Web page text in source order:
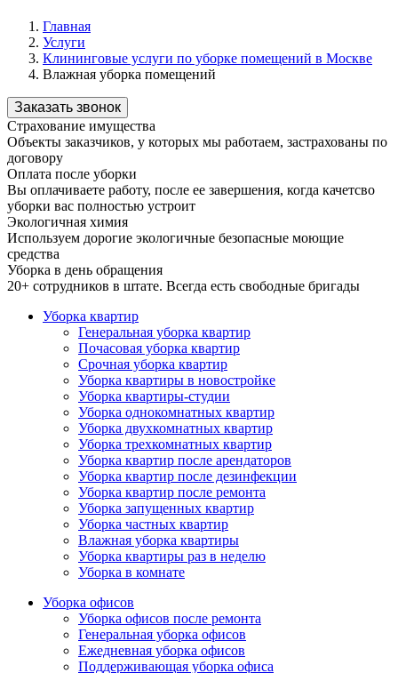
Главная
Услуги
Клининговые услуги по уборке помещений в Москве
Влажная уборка помещений
Заказать звонок
Страхование имущества
Объекты заказчиков, у которых мы работаем, застрахованы по
договору
Оплата после уборки
Вы оплачиваете работу, после ее завершения, когда качетсво
уборки вас полностью устроит
Экологичная химия
Используем дорогие экологичные безопасные моющие
средства
Уборка в день обращения
20+ сотрудников в штате. Всегда есть свободные бригады
Уборка квартир
Генеральная уборка квартир
Почасовая уборка квартир
Срочная уборка квартир
Уборка квартиры в новостройке
Уборка квартиры-студии
Уборка однокомнатных квартир
Уборка двухкомнатных квартир
Уборка трехкомнатных квартир
Уборка квартир после арендаторов
Уборка квартир после дезинфекции
Уборка квартир после ремонта
Уборка запущенных квартир
Уборка частных квартир
Влажная уборка квартиры
Уборка квартиры раз в неделю
Уборка в комнате
Уборка офисов
Уборка офисов после ремонта
Генеральная уборка офисов
Ежедневная уборка офисов
Поддерживающая уборка офиса